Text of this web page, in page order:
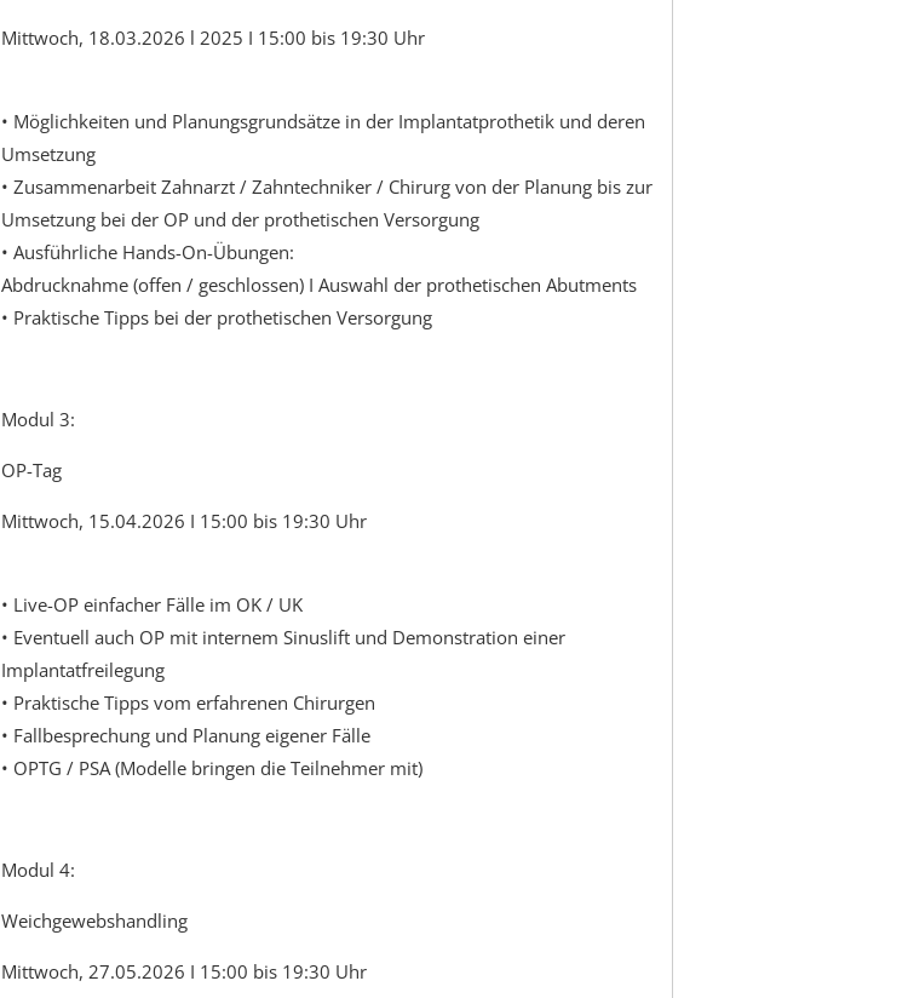
Mittwoch, 18.03.2026 l 2025 I 15:00 bis 19:30 Uhr
• Möglichkeiten und Planungsgrundsätze in der Implantatprothetik und deren
Umsetzung
• Zusammenarbeit Zahnarzt / Zahntechniker / Chirurg von der Planung bis zur
Umsetzung bei der OP und der prothetischen Versorgung
• Ausführliche Hands-On-Übungen:
Abdrucknahme (offen / geschlossen) I Auswahl der prothetischen Abutments
• Praktische Tipps bei der prothetischen Versorgung
Modul 3:
OP-Tag
Mittwoch, 15.04.2026 I 15:00 bis 19:30 Uhr
• Live-OP einfacher Fälle im OK / UK
• Eventuell auch OP mit internem Sinuslift und Demonstration einer
Implantatfreilegung
• Praktische Tipps vom erfahrenen Chirurgen
• Fallbesprechung und Planung eigener Fälle
• OPTG / PSA (Modelle bringen die Teilnehmer mit)
Modul 4:
Weichgewebshandling
Mittwoch, 27.05.2026 I 15:00 bis 19:30 Uhr